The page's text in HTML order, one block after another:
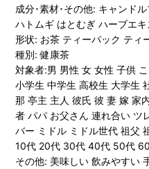
成分･素材･その他: キャンド
ハトムギ はとむぎ ハーブエ
形状: お茶 ティーパック ティ
種別: 健康茶
対象者:男 男性 女 女性 子供
小学生 中学生 高校生 大学生
那 亭主 主人 彼氏 彼 妻 嫁 家
者 パパ お父さん 連れ合い ツ
バー ミドル ミドル世代 祖父
10代 20代 30代 40代 50代
その他: 美味しい 飲みやすい